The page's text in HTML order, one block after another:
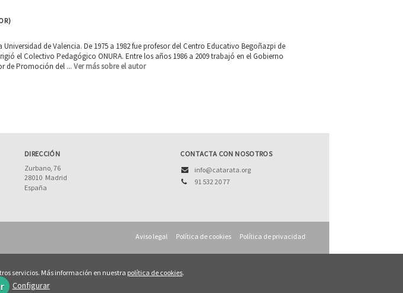
de Valencia. De 1975 a 1982 fue profesor del Centro Educativo Begoñazpi de
el Colectivo Pedagógico ONURA. Entre los años 1986 a 2009 trabajó en el Gobierno
de Promoción del ... Ver más sobre el autor
DIRECCIÓN
Zurbano, 76
28010 Madrid
España
CONTACTA CON NOSOTROS
info@catarata.org
91 532 20 77
Aviso legal Política de cookies Política de privacidad
servicios. Más información en nuestra política de cookies.
Configurar